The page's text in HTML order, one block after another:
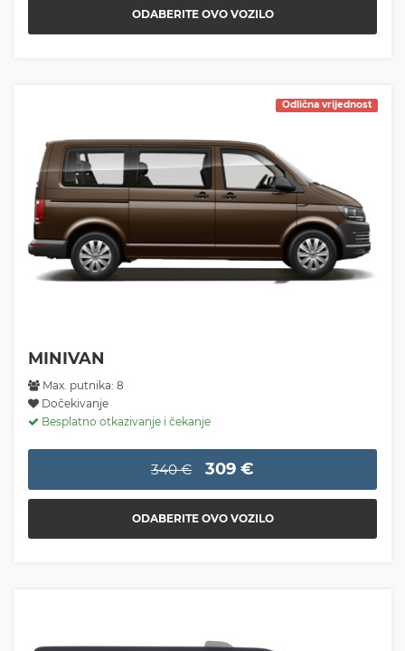
ODABERITE OVO VOZILO
Odlična vrijednost
MINIVAN
Max. putnika: 8
Dočekivanje
Besplatno otkazivanje i čekanje
340 € 309 €
ODABERITE OVO VOZILO